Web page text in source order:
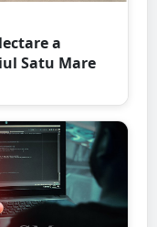
a
Satu Mare